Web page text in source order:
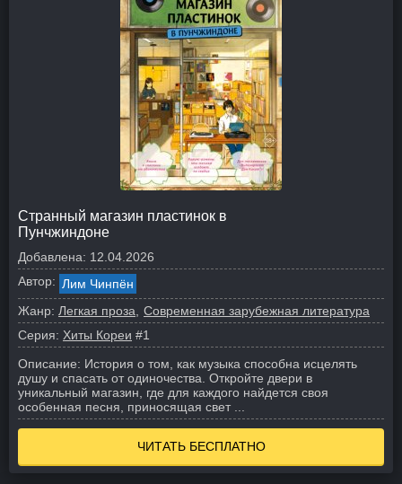
Странный магазин пластинок в
Пунчжиндоне
Добавлена: 12.04.2026
Автор: Лим Чинпён
Жанр: Легкая проза
Современная зарубежная литература
Серия: Хиты Кореи #1
Описание: История о том, как музыка способна исцелять
душу и спасать от одиночества. Откройте двери в
уникальный магазин, где для каждого найдется своя
особенная песня, приносящая свет ...
ЧИТАТЬ БЕСПЛАТНО